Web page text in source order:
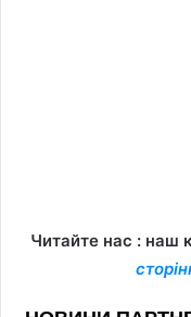
Читайте нас : наш